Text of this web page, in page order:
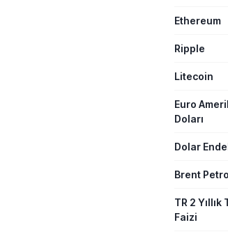
Ethereum
Ripple
Litecoin
Euro
Doları
Dolar
Brent
TR 2 Yıllık
Faizi